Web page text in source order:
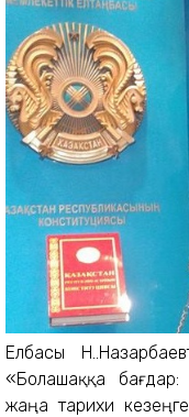
Елбасы
«Болашаққа
жаңа тарихи